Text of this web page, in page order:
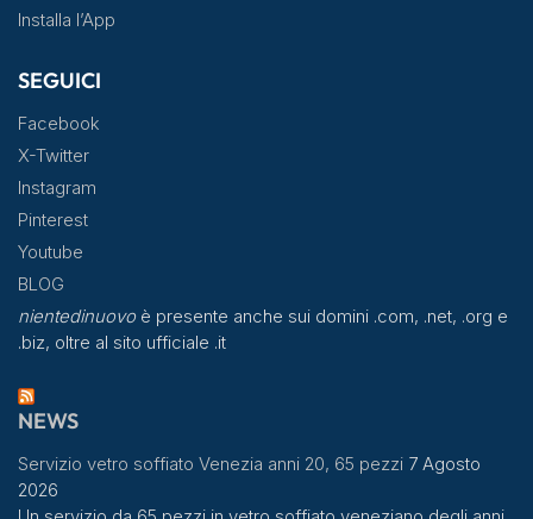
Installa l’App
SEGUICI
Facebook
X-Twitter
Instagram
Pinterest
Youtube
BLOG
nientedinuovoè presente anche sui domini .com, .net, .org e
.biz, oltre al sito ufficiale .it
NEWS
Servizio vetro soffiato Venezia anni 20, 65 pezzi 7 Agosto
2026